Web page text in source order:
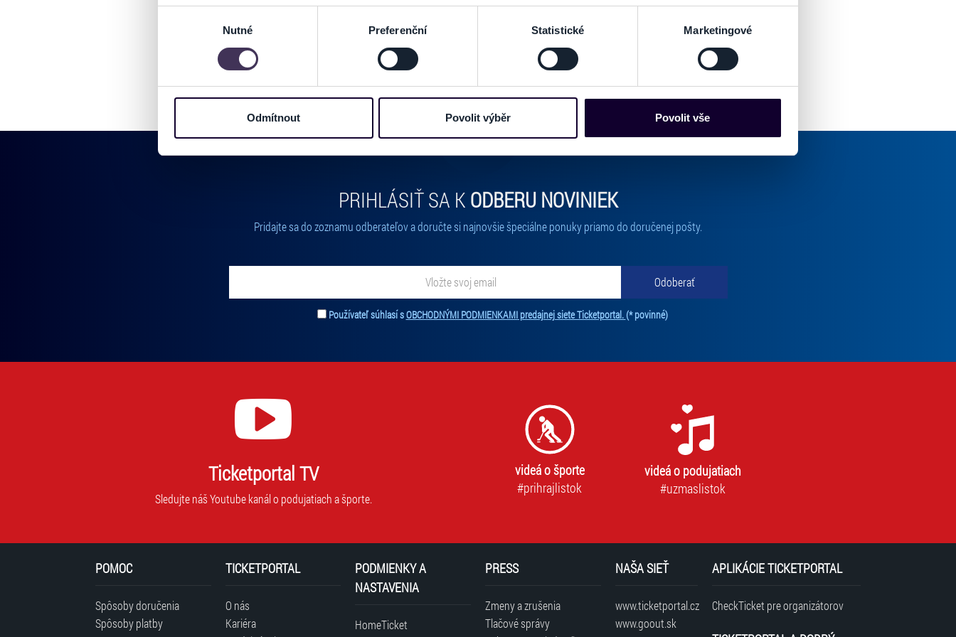
Identifikovali vaše zařízení pomocí aktivního skenování pro konkrétní charakteristiky (otisk prstu)
Zjistěte více o tom, jak zpracováváme vaše osobní údaje, a nastavte si předvolby v
části s podrobnostmi. Svůj souhlas
můžete kdykoliv změnit nebo odvolat v části Prohlášení o souborech cookie.
informace o vašem zařízení nebo vaší aktivitě na našich webových stránkách. Tyto informace mohou představovat
osobní údaje. Získané informace používáme např. k analýze návštěvnosti webu nebo k personalizaci obsahu a reklam.
Nutné Preferenční Statistické Marketingové
Odmítnout Povolit výběr Povolit vše
PRIHLÁSIŤ SA K ODBERU NOVINIEK
Pridajte sa do zoznamu odberateľov a doručte si najnovšie špeciálne ponuky priamo do doručenej pošty.
Odoberať
Zadajte svoju e-mailovú adresu, na ktorú vám budeme zasielať novinky. Vaša adresa nebude zdieľaná s tretími stranami.
Používateľ súhlasí sOBCHODNÝMI PODMIENKAMI predajnej siete Ticketportal. (* povinné)Tento súhlas je povinný na odber newslettra. Bez súhlasu nie je možné vás
Ticketportal TV
Sledujte náš Youtube kanál o podujatiach a športe.
videá o športe
#prihrajlistok
videá o podujatiach
#uzmaslistok
POMOC
Spôsoby doručenia
Spôsoby platby
TICKETPORTAL
O nás
Kariéra
PODMIENKY A
NASTAVENIA
HomeTicket
PRESS
Zmeny a zrušenia
Tlačové správy
NAŠA SIEŤ
www.ticketportal.cz
www.goout.sk
APLIKÁCIE TICKETPORTAL
CheckTicket pre organizátorov